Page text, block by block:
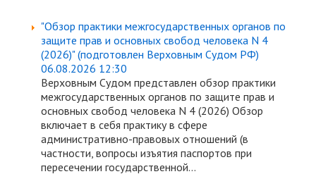
"Обзор практики межгосударственных органов по
защите прав и основных свобод человека N 4
(2026)" (подготовлен Верховным Судом РФ)
06.08.2026 12:30
Верховным Судом представлен обзор практики
межгосударственных органов по защите прав и
основных свобод человека N 4 (2026) Обзор
включает в себя практику в сфере
административно-правовых отношений (в
частности, вопросы изъятия паспортов при
пересечении государственной...